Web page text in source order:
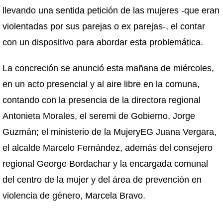
llevando una sentida petición de las mujeres -que eran
violentadas por sus parejas o ex parejas-, el contar
con un dispositivo para abordar esta problemática.
La concreción se anunció esta mañana de miércoles,
en un acto presencial y al aire libre en la comuna,
contando con la presencia de la directora regional
Antonieta Morales, el seremi de Gobierno, Jorge
Guzmán; el ministerio de la MujeryEG Juana Vergara,
el alcalde Marcelo Fernández, además del consejero
regional George Bordachar y la encargada comunal
del centro de la mujer y del área de prevención en
violencia de género, Marcela Bravo.